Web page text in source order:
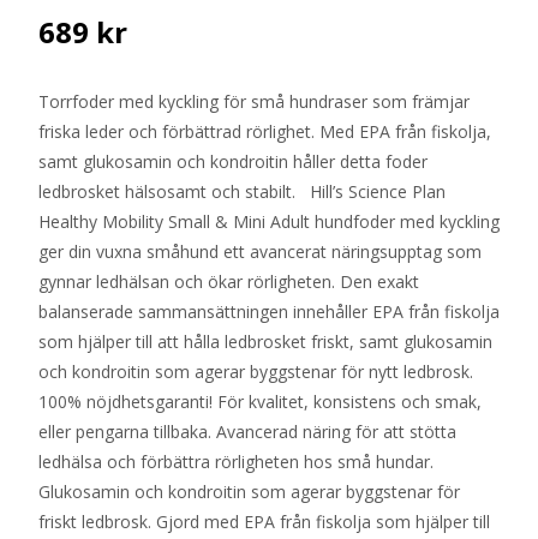
689 kr
Torrfoder med kyckling för små hundraser som främjar
friska leder och förbättrad rörlighet. Med EPA från fiskolja,
samt glukosamin och kondroitin håller detta foder
ledbrosket hälsosamt och stabilt. Hill’s Science Plan
Healthy Mobility Small & Mini Adult hundfoder med kyckling
ger din vuxna småhund ett avancerat näringsupptag som
gynnar ledhälsan och ökar rörligheten. Den exakt
balanserade sammansättningen innehåller EPA från fiskolja
som hjälper till att hålla ledbrosket friskt, samt glukosamin
och kondroitin som agerar byggstenar för nytt ledbrosk.
100% nöjdhetsgaranti! För kvalitet, konsistens och smak,
eller pengarna tillbaka. Avancerad näring för att stötta
ledhälsa och förbättra rörligheten hos små hundar.
Glukosamin och kondroitin som agerar byggstenar för
friskt ledbrosk. Gjord med EPA från fiskolja som hjälper till